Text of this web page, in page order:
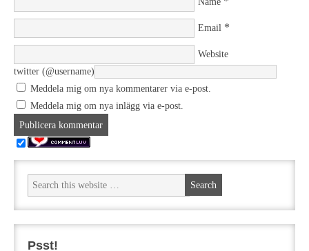
Email *
Website
twitter (@username)
Meddela mig om nya kommentarer via e-post.
Meddela mig om nya inlägg via e-post.
Psst!